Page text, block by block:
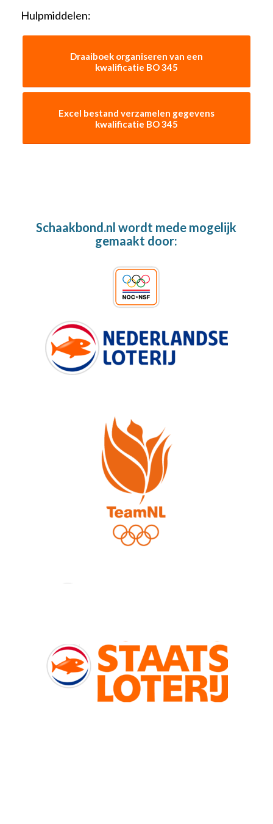
Hulpmiddelen:
Draaiboek organiseren van een
kwalificatie BO 345
Excel bestand verzamelen gegevens
kwalificatie BO 345
Schaakbond.nl wordt mede mogelijk
gemaakt door: